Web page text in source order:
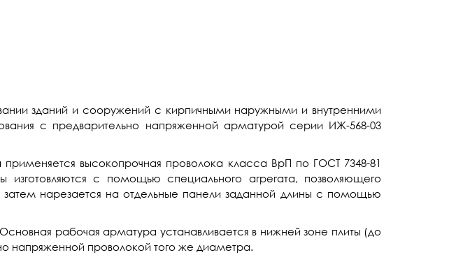
зданий и сооружений с кирпичными наружными и внутренними
с предварительно напряженной арматурой серии ИЖ-568-03
высокопрочная проволока класса ВрП по ГОСТ 7348-81
с помощью специального агрегата, позволяющего
нарезается на отдельные панели заданной длины с помощью
рабочая арматура устанавливается в нижней зоне плиты (до
напряженной проволокой того же диаметра.